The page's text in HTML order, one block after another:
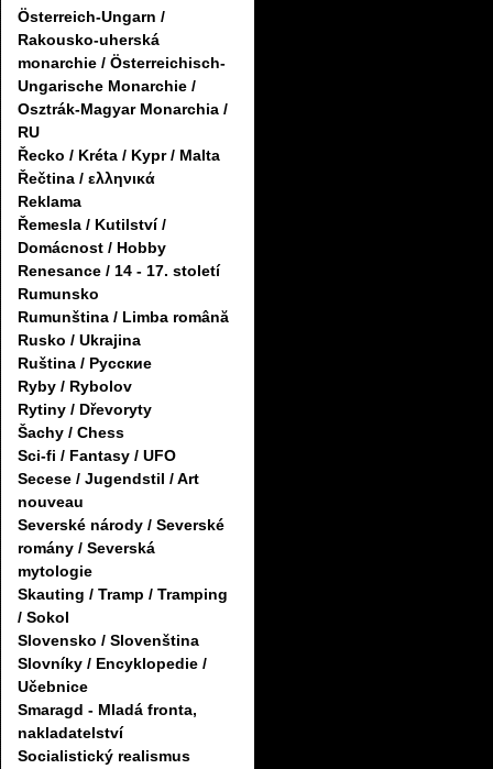
Österreich-Ungarn /
Rakousko-uherská
monarchie / Österreichisch-
Ungarische Monarchie /
Osztrák-Magyar Monarchia /
RU
Řecko / Kréta / Kypr / Malta
Řečtina / ελληνικά
Reklama
Řemesla / Kutilství /
Domácnost / Hobby
Renesance / 14 - 17. století
Rumunsko
Rumunština / Limba română
Rusko / Ukrajina
Ruština / Русские
Ryby / Rybolov
Rytiny / Dřevoryty
Šachy / Chess
Sci-fi / Fantasy / UFO
Secese / Jugendstil / Art
nouveau
Severské národy / Severské
romány / Severská
mytologie
Skauting / Tramp / Tramping
/ Sokol
Slovensko / Slovenština
Slovníky / Encyklopedie /
Učebnice
Smaragd - Mladá fronta,
nakladatelství
Socialistický realismus